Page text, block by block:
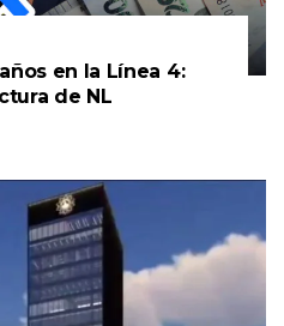
en la Línea 4:
de NL